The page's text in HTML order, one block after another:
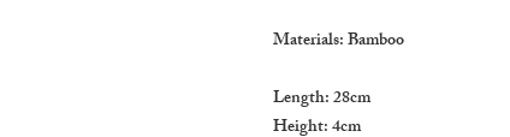
Materials: Bamboo
Length: 28cm
Height: 4cm